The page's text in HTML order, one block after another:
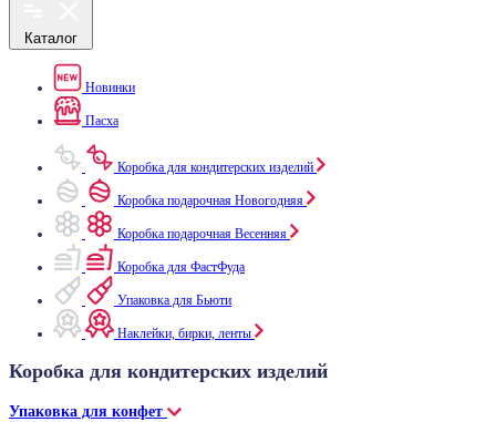
Каталог
Новинки
Пасха
Коробка для кондитерских изделий
Коробка подарочная Новогодняя
Коробка подарочная Весенняя
Коробка для ФастФуда
Упаковка для Бьюти
Наклейки, бирки, ленты
Коробка для кондитерских изделий
Упаковка для конфет